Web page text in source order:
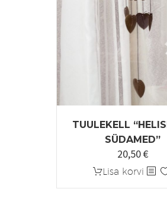
TUULEKELL
SÜDAMED”
20,50€
Lisa korvi